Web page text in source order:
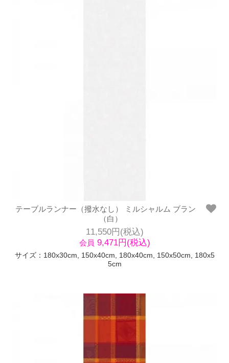
テーブルランナー（撥水なし） ミルシャルム ブラン
（白）
11,550円(税込)
会員 9,471円(税込)
サイズ：180x30cm, 150x40cm, 180x40cm, 150x50cm, 180x5
5cm